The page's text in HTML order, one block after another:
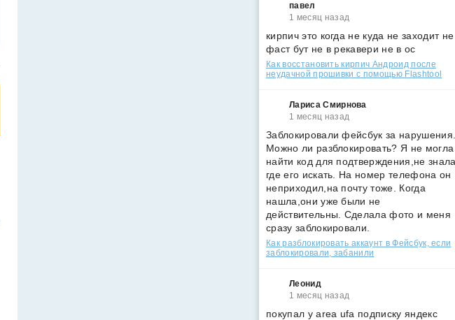
павел
1 месяц назад
кирпич это когда не куда не заходит не
фаст бут не в рекавери не в ос
Как восстановить кирпич Андроид после
неудачной прошивки с помощью Flashtool
Лариса Смирнова
1 месяц назад
Заблокировали фейсбук за
Можно ли разблокировать? Я не могла
найти код для подтверждения,не
где его искать. На номер телефона он
неприходил,на почту тоже. Когда
нашла,они уже были не
действительны. Сделала фото и меня
сразу заблокировали.
Как разблокировать аккаунт в Фейсбук, если
заблокировали, забанили
Леонид
1 месяц назад
покупал у area ufa подписку яндекс